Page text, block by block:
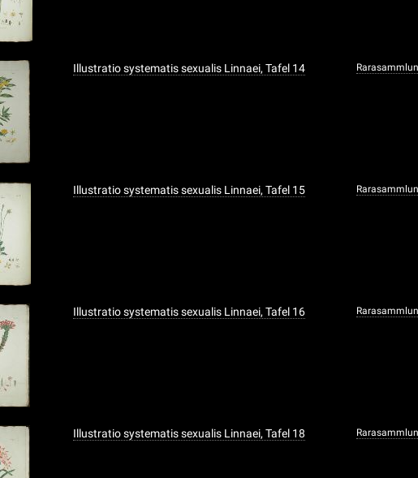
Illustratio systematis sexualis Linnaei, Tafel 14
Illustratio systematis sexualis Linnaei, Tafel 15
Illustratio systematis sexualis Linnaei, Tafel 16
Illustratio systematis sexualis Linnaei, Tafel 18